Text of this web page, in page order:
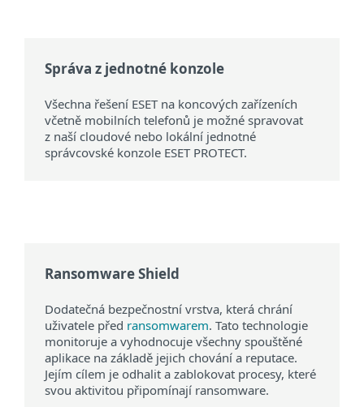
Správa z jednotné konzole
Všechna řešení ESET na koncových zařízeních
včetně mobilních telefonů je možné spravovat
z naší cloudové nebo lokální jednotné
správcovské konzole ESET PROTECT.
Ransomware Shield
Dodatečná bezpečnostní vrstva, která chrání
uživatele před ransomwarem. Tato technologie
monitoruje a vyhodnocuje všechny spouštěné
aplikace na základě jejich chování a reputace.
Jejím cílem je odhalit a zablokovat procesy, které
svou aktivitou připomínají ransomware.